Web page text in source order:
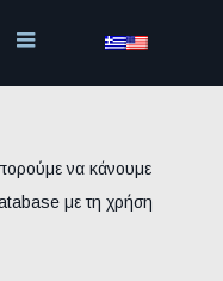
να κάνουμε
με τη χρήση